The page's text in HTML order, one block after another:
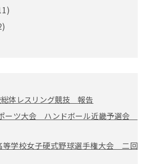
体レスリング競技 報告
ーツ大会 ハンドボール近畿予選会
学校女子硬式野球選手権大会 二回